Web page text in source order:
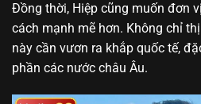
Đồng thời, Hiệp cũng muốn đơn
cách mạnh mẽ hơn. Không chỉ
này cần vươn ra khắp quốc tế,
phần các nước châu Âu.